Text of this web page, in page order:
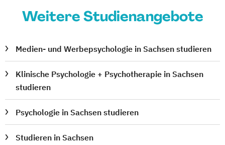
Weitere Studienangebote
Medien- und Werbepsychologie in Sachsen studieren
Klinische Psychologie + Psychotherapie in Sachsen
studieren
Psychologie in Sachsen studieren
Studieren in Sachsen